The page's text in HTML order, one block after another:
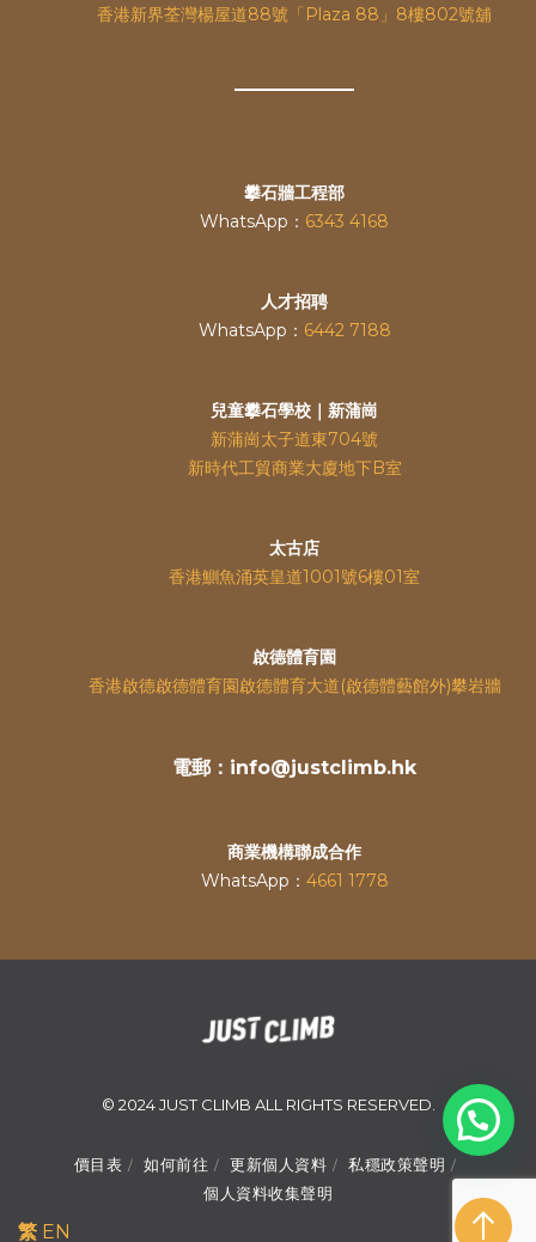
香港新界荃灣楊屋道88號「Plaza 88」8樓802號舖
攀石牆工程部
WhatsApp： 6343 4168
人才招聘
WhatsApp： 6442 7188
兒童攀石學校｜新蒲崗
新蒲崗太子道東704號
新時代工貿商業大廈地下B室
太古店
香港鰂魚涌英皇道1001號6樓01室
啟德體育園
香港啟德啟德體育園啟德體育大道(啟德體藝館外)攀岩牆
電郵：info@justclimb.hk
商業機構聯成合作
WhatsApp： 4661 1778
© 2024 JUST CLIMB ALL RIGHTS RESERVED.
價目表 如何前往 更新個人資料
私穩政策聲明
個人資料收集聲明
繁 EN